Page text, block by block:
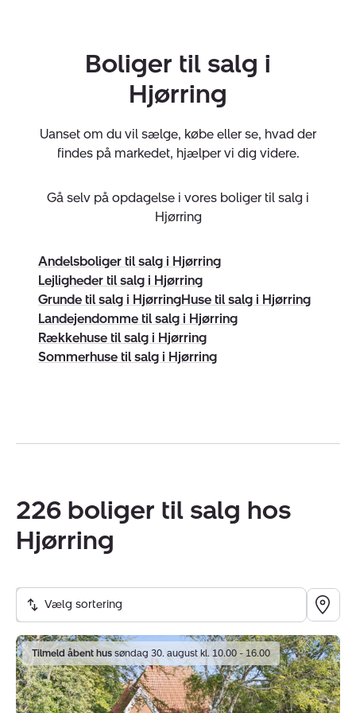
garantistillelse hos HDI Forsikring telefon 3336 9597.
Forsikring dækker kun formidling af ejendomme
beliggende i Danmark fra kontorer beliggende i Europa.
46162846
Boliger til salg i
Hjørring
Uanset om du vil sælge, købe eller se, hvad der
findes på markedet, hjælper vi dig videre.
Gå selv på opdagelse i vores boliger til salg i
Hjørring
Andelsboliger til salg i Hjørring
Lejligheder til salg i Hjørring
Grunde til salg i HjørringHuse til salg i Hjørring
Landejendomme til salg i Hjørring
Rækkehuse til salg i Hjørring
Sommerhuse til salg i Hjørring
226 boliger til salg hos
Hjørring
Vælg sortering
Villa:
Polden
5,
9800
Tilmeld åbent hussøndag 30. august kl. 10.00 - 16.00